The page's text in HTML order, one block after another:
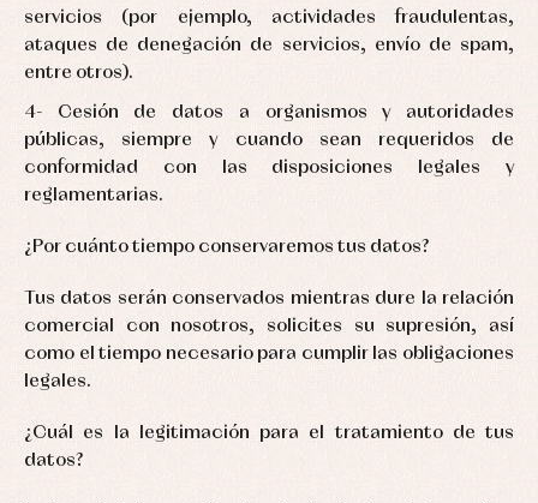
servicios (por ejemplo, actividades fraudulentas,
ataques de denegación de servicios, envío de spam,
entre otros).
Cesión de datos a organismos y autoridades
públicas, siempre y cuando sean requeridos de
conformidad con las disposiciones legales y
reglamentarias.
¿Por cuánto tiempo conservaremos tus datos?
Tus datos serán conservados mientras dure la relación
comercial con nosotros, solicites su supresión, así
como el tiempo necesario para cumplir las obligaciones
legales.
¿Cuál es la legitimación para el tratamiento de tus
datos?